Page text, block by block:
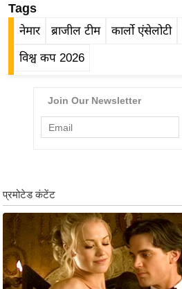
नो
रं
ज
ड
हॉ
ली
वु
ड
Tags
नेमार ब्राजील टीम कार्लो एंसेलोटी
विश्व कप 2026